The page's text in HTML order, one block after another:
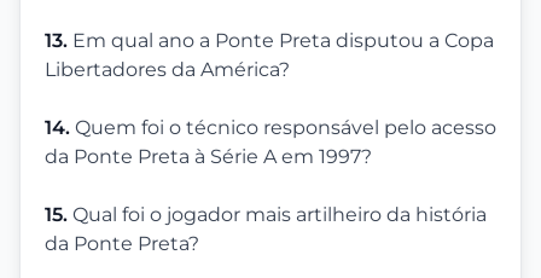
13. Em qual ano a Ponte Preta disputou a Copa
Libertadores da América?
14. Quem foi o técnico responsável pelo acesso
da Ponte Preta à Série A em 1997?
15. Qual foi o jogador mais artilheiro da história
da Ponte Preta?